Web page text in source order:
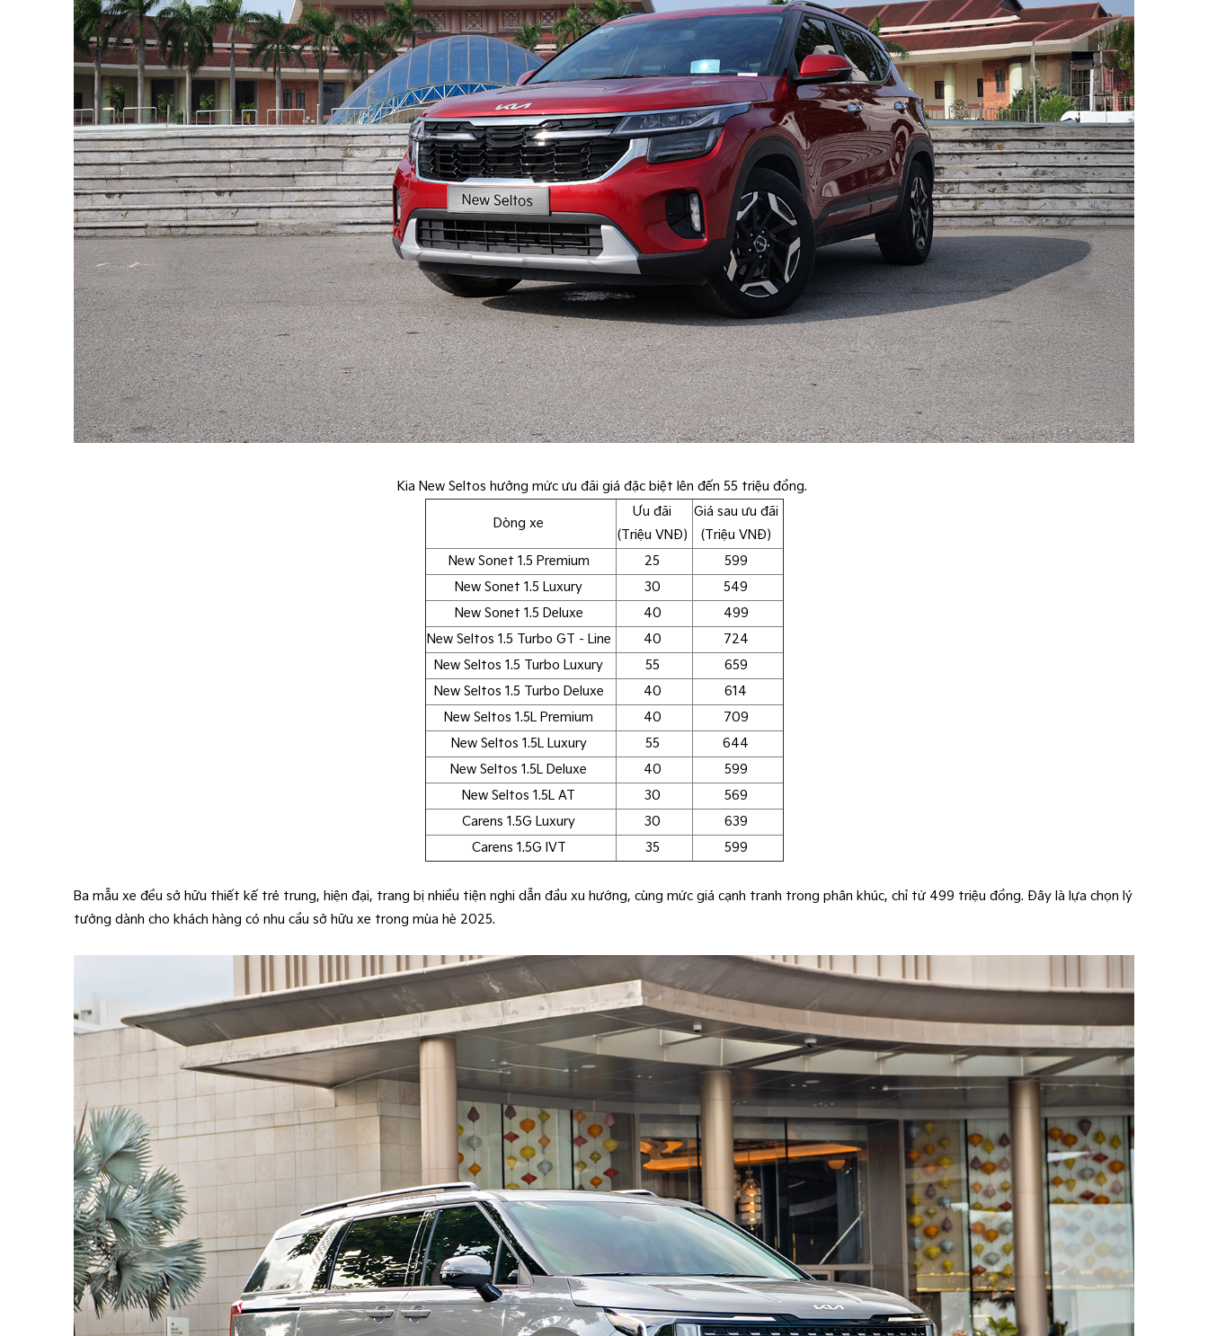
Kia New Seltos hưởng mức ưu đãi giá đặc biệt lên đến 55 triệu đồng.
Dòng xe
Ưu đãi
(Triệu VNĐ)
Giá sau ưu đãi
(Triệu VNĐ)
New Sonet 1.5 Premium
25
599
New Sonet 1.5 Luxury
30
549
New Sonet 1.5 Deluxe
40
499
New Seltos 1.5 Turbo GT - Line
40
724
New Seltos 1.5 Turbo Luxury
55
659
New Seltos 1.5 Turbo Deluxe
40
614
New Seltos 1.5L Premium
40
709
New Seltos 1.5L Luxury
55
644
New Seltos 1.5L Deluxe
40
599
New Seltos 1.5L AT
30
569
Carens 1.5G Luxury
30
639
Carens 1.5G IVT
35 599
Ba mẫu xe đều sở hữu thiết kế trẻ trung, hiện đại, trang bị nhiều tiện nghi dẫn đầu xu hướng, cùng mức giá cạnh tranh trong phân khúc, chỉ từ 499 triệu đồng. Đây là lựa chọn lý
tưởng dành cho khách hàng có nhu cầu sở hữu xe trong mùa hè 2025.